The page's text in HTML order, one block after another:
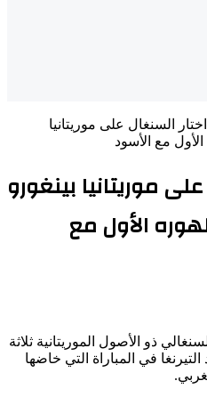
السنغال على موريتانيا
مع الأسود
موريتانيا بينغورو
الأول مع
ذو الأصول الموريتانية ثلاثة
في المباراة التي خاضها